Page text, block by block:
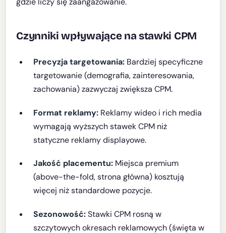
Czynniki wpływające na stawki CPM
Precyzja targetowania: Bardziej specyficzne
targetowanie (demografia, zainteresowania,
zachowania) zazwyczaj zwiększa CPM.
Format reklamy: Reklamy wideo i rich media
wymagają wyższych stawek CPM niż
statyczne reklamy displayowe.
Jakość placementu: Miejsca premium
(above-the-fold, strona główna) kosztują
więcej niż standardowe pozycje.
Sezonowość:Stawki CPM rosną w
szczytowych okresach reklamowych (święta w